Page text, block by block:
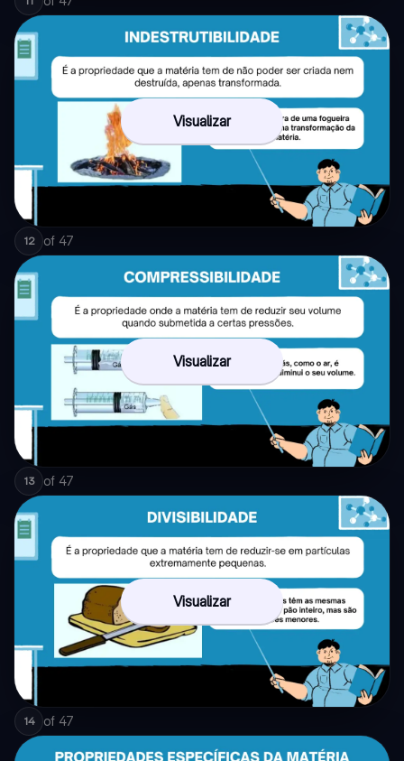
Visualizar
12 of 47
Visualizar
13 of 47
Visualizar
14 of 47